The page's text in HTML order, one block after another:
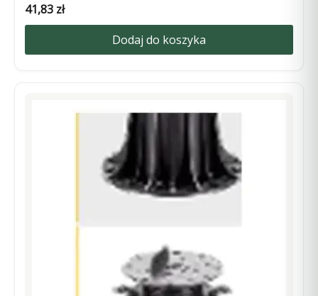
41,83 zł
Dodaj do koszyka